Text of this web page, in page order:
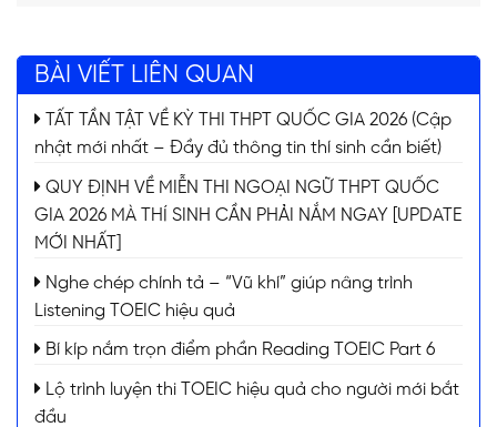
BÀI VIẾT LIÊN QUAN
TẤT TẦN TẬT VỀ KỲ THI THPT QUỐC GIA 2026 (Cập
nhật mới nhất – Đầy đủ thông tin thí sinh cần biết)
QUY ĐỊNH VỀ MIỄN THI NGOẠI NGỮ THPT QUỐC
GIA 2026 MÀ THÍ SINH CẦN PHẢI NẮM NGAY [UPDATE
MỚI NHẤT]
Nghe chép chính tả – “Vũ khí” giúp nâng trình
Listening TOEIC hiệu quả
Bí kíp nắm trọn điểm phần Reading TOEIC Part 6
Lộ trình luyện thi TOEIC hiệu quả cho người mới bắt
đầu